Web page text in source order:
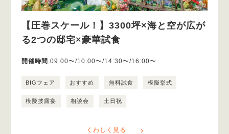
【圧巻スケール！】3300坪×海と空が広が
る2つの邸宅×豪華試食
開催時間 09:00〜/10:00〜/14:30〜/16:00〜
BIGフェア おすすめ 無料試食 模擬挙式
模擬披露宴 相談会 土日祝
くわしく見る